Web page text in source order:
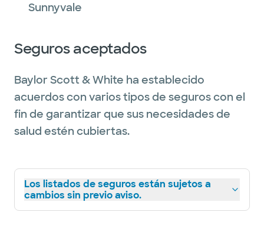
Sunnyvale
Seguros aceptados
Baylor Scott & White ha establecido
acuerdos con varios tipos de seguros con el
fin de garantizar que sus necesidades de
salud estén cubiertas.
Los listados de seguros están sujetos a
cambios sin previo aviso.